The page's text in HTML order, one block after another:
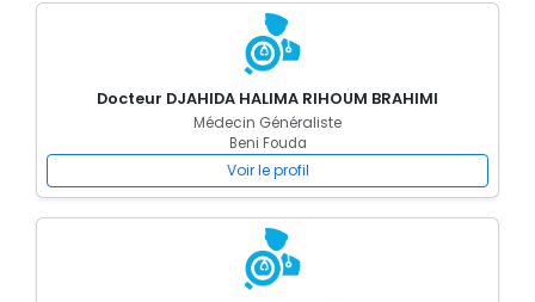
Docteur DJAHIDA HALIMA RIHOUM BRAHIMI
Médecin Généraliste
Beni Fouda
Voir le profil